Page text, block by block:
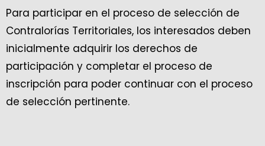
Para participar en el proceso de selección de
Contralorías Territoriales, los interesados deben
inicialmente adquirir los derechos de
participación y completar el proceso de
inscripción para poder continuar con el proceso
de selección pertinente.